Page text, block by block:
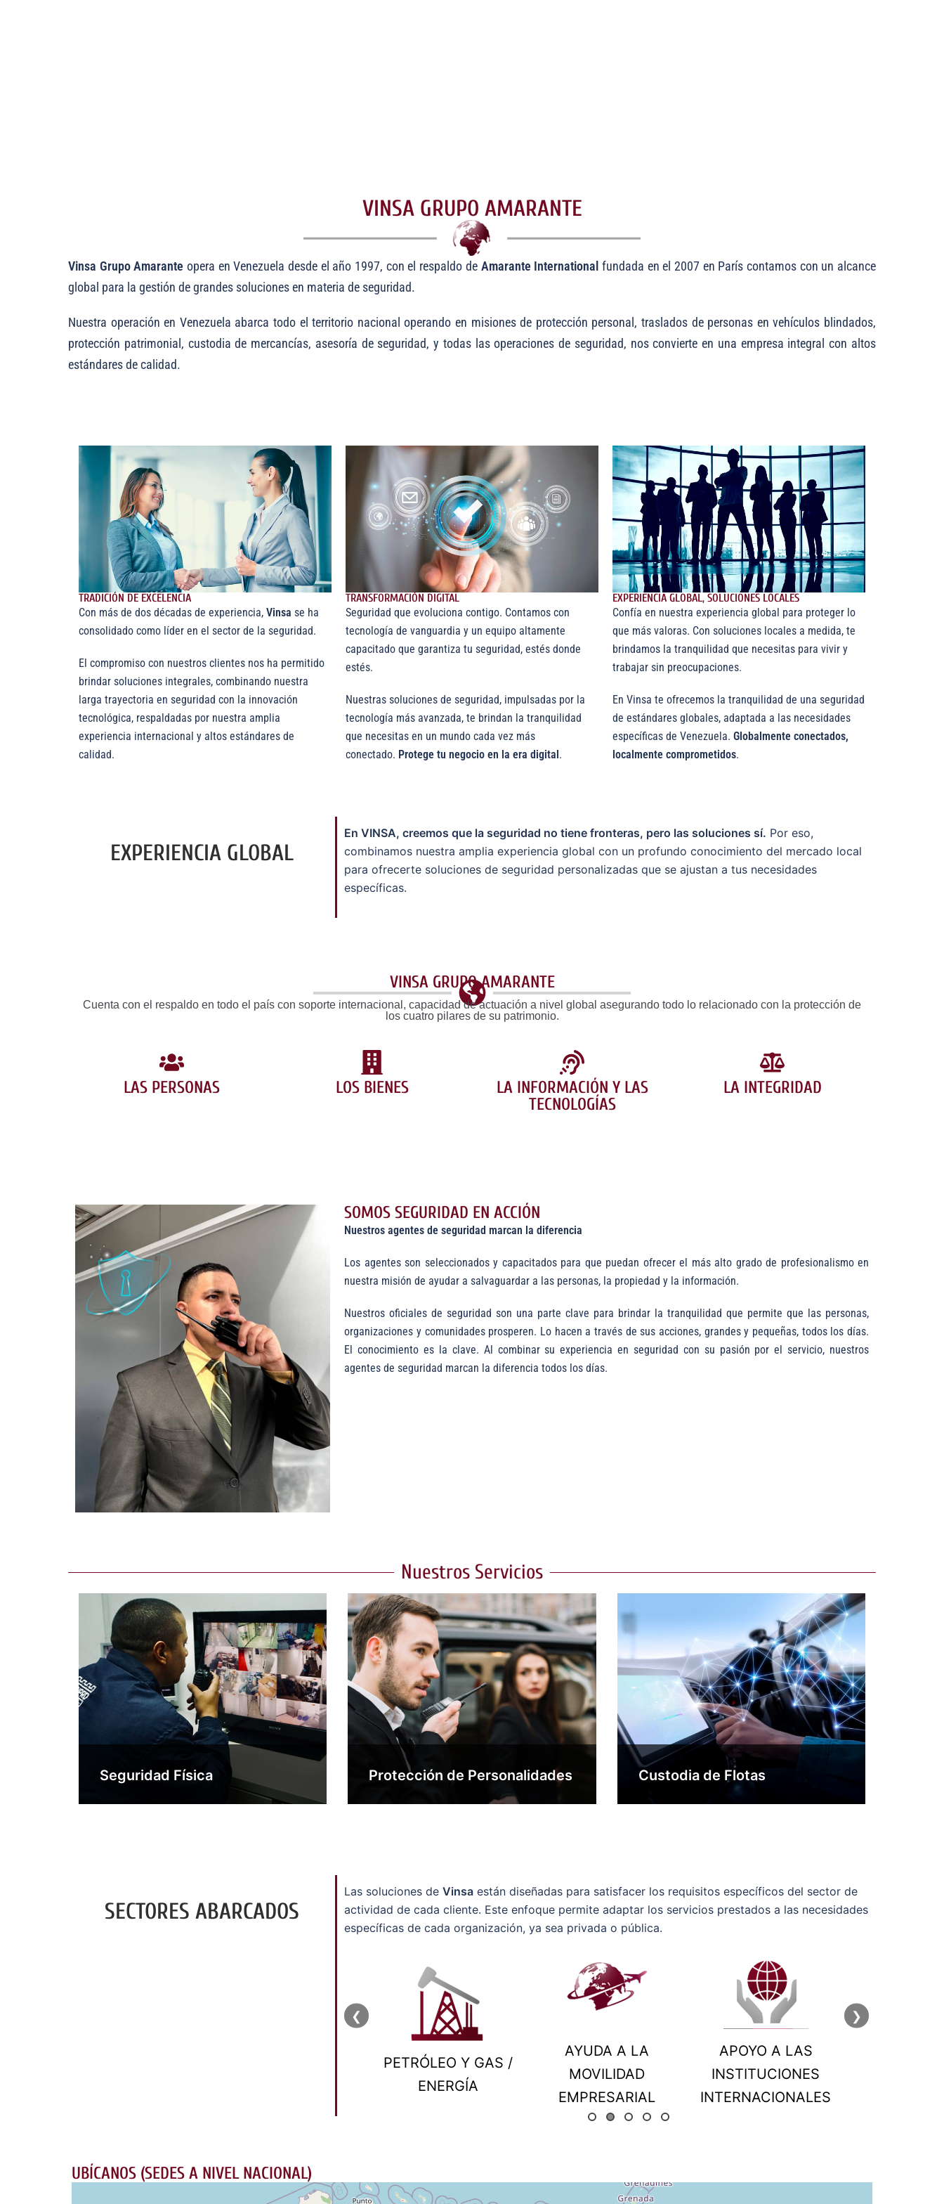
VINSA GRUPO AMARANTE
Vinsa Grupo Amarante opera en Venezuela desde el año 1997, con el respaldo de Amarante International fundada en el 2007 en París contamos con un alcance
global para la gestión de grandes soluciones en materia de seguridad.
Nuestra operación en Venezuela abarca todo el territorio nacional operando en misiones de protección personal, traslados de personas en vehículos blindados,
protección patrimonial, custodia de mercancías, asesoría de seguridad, y todas las operaciones de seguridad, nos convierte en una empresa integral con altos
estándares de calidad.
TRADICIÓN DE EXCELENCIA
Con más de dos décadas de experiencia, Vinsa se ha
consolidado como líder en el sector de la seguridad.
El compromiso con nuestros clientes nos ha permitido
brindar soluciones integrales, combinando nuestra
larga trayectoria en seguridad con la innovación
tecnológica, respaldadas por nuestra amplia
experiencia internacional y altos estándares de
calidad.
TRANSFORMACIÓN DIGITAL
Seguridad que evoluciona contigo. Contamos con
tecnología de vanguardia y un equipo altamente
capacitado que garantiza tu seguridad, estés donde
estés.
Nuestras soluciones de seguridad, impulsadas por la
tecnología más avanzada, te brindan la tranquilidad
que necesitas en un mundo cada vez más
conectado. Protege tu negocio en la era digital .
EXPERIENCIA GLOBAL, SOLUCIONES LOCALES
Confía en nuestra experiencia global para proteger lo
que más valoras. Con soluciones locales a medida, te
brindamos la tranquilidad que necesitas para vivir y
trabajar sin preocupaciones.
En Vinsa te ofrecemos la tranquilidad de una seguridad
de estándares globales, adaptada a las necesidades
específicas de Venezuela. Globalmente conectados,
localmente comprometidos.
EXPERIENCIA GLOBAL
En VINSA, creemos que la seguridad no tiene fronteras, pero las soluciones sí. Por eso,
combinamos nuestra amplia experiencia global con un profundo conocimiento del mercado local
para ofrecerte soluciones de seguridad personalizadas que se ajustan a tus necesidades
específicas.
VINSA GRUPO AMARANTE
Cuenta con el respaldo en todo el país con soporte internacional, capacidad de actuación a nivel global asegurando todo lo relacionado con la protección de
los cuatro pilares de su patrimonio.
LAS PERSONAS LOS BIENES
LA INFORMACIÓN Y LAS
TECNOLOGÍAS
LA INTEGRIDAD
SOMOS SEGURIDAD EN ACCIÓN
Nuestros agentes de seguridad marcan la diferencia
Los agentes son seleccionados y capacitados para que puedan ofrecer el más alto grado de profesionalismo en
nuestra misión de ayudar a salvaguardar a las personas, la propiedad y la información.
Nuestros oficiales de seguridad son una parte clave para brindar la tranquilidad que permite que las personas,
organizaciones y comunidades prosperen. Lo hacen a través de sus acciones, grandes y pequeñas, todos los días.
El conocimiento es la clave. Al combinar su experiencia en seguridad con su pasión por el servicio, nuestros
agentes de seguridad marcan la diferencia todos los días.
Nuestros Servicios
Seguridad Física Protección de Personalidades Custodia de Flotas
SECTORES ABARCADOS
Las soluciones deVinsa están diseñadas para satisfacer los requisitos específicos del sector de
actividad de cada cliente. Este enfoque permite adaptar los servicios prestados a las necesidades
específicas de cada organización, ya sea privada o pública.
❮
MOVILIDAD
EMPRESARIAL
APOYO A LAS
INSTITUCIONES
INTERNACIONALES
❯
UBÍCANOS (SEDES A NIVEL NACIONAL)